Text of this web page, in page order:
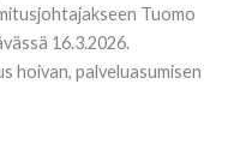
Tuomo
16.3.2026.
hoivan, palveluasumisen